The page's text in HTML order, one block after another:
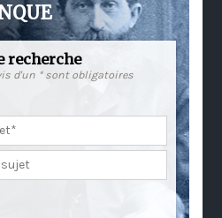
recherche
d'un * sont obligatoires